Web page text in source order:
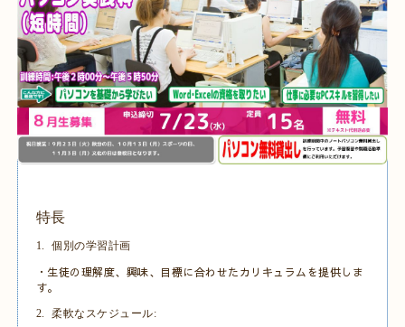
特長
1. 個別の学習計画
・生徒の理解度、興味、目標に合わせたカリキュラムを提供しま
す。
2. 柔軟なスケジュール: